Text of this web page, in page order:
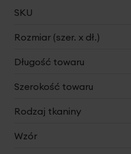
Więcej
SKU
Rozmiar (szer. x dł.)
Długość towaru
Szerokość towaru
Rodzaj tkaniny
Wzór